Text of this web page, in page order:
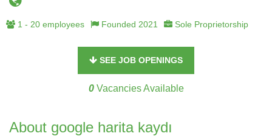
1 - 20 employees Founded 2021 Sole Proprietorship
SEE JOB OPENINGS
0Vacancies Available
About google harita kaydı